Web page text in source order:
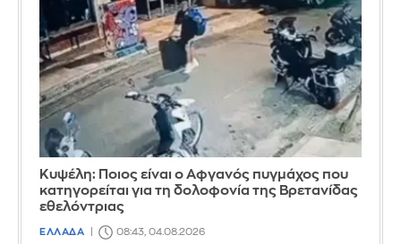
Κυψέλη: Ποιος είναι ο Αφγανός πυγμάχος που
κατηγορείται για τη δολοφονία της Βρετανίδας
εθελόντριας
ΕΛΛΑΔΑ 08:43, 04.08.2026